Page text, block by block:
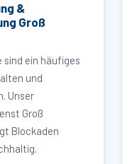
&
Groß
ein häufiges
und
Unser
Groß
Blockaden